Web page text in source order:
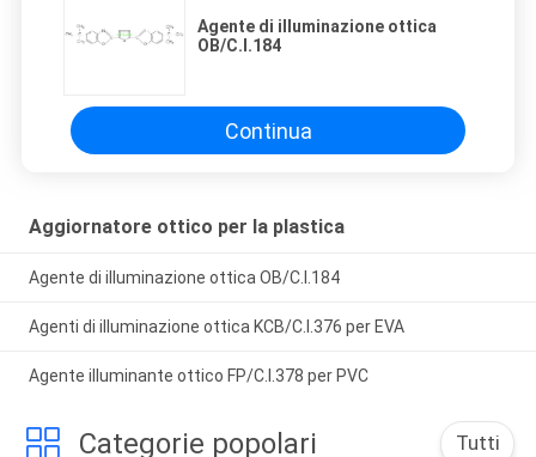
Agente di illuminazione ottica
OB/C.I.184
Continua
Aggiornatore ottico per la plastica
Agente di illuminazione ottica OB/C.I.184
Agenti di illuminazione ottica KCB/C.I.376 per EVA
Agente illuminante ottico FP/C.I.378 per PVC
Categorie popolari Tutti